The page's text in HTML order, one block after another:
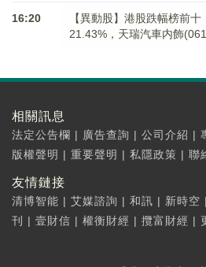
16:20
【異動股】港股跌幅榜前
21.43%，天瑞汽車内飾
相關訊息
法定公告欄 | 廣告查詢 | 公司介紹 |
版權聲明 | 重要聲明 | 私隱政策 | 聯
友情鏈接
清博智能 | 艾媒諮詢 | 和訊 | 新時空 |
刊
| 壹財信 | 權衡財經 | 攬富財經 |